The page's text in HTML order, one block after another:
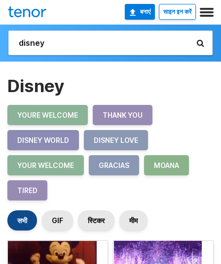
बनाएं साइन इन करें
Disney
YOURE WELCOME THANK YOU
DISNEY WORLD DISNEY LOVE
YOUR WELCOME GRACIAS MOANA
TIRED
सभी GIF स्टिकर मीम